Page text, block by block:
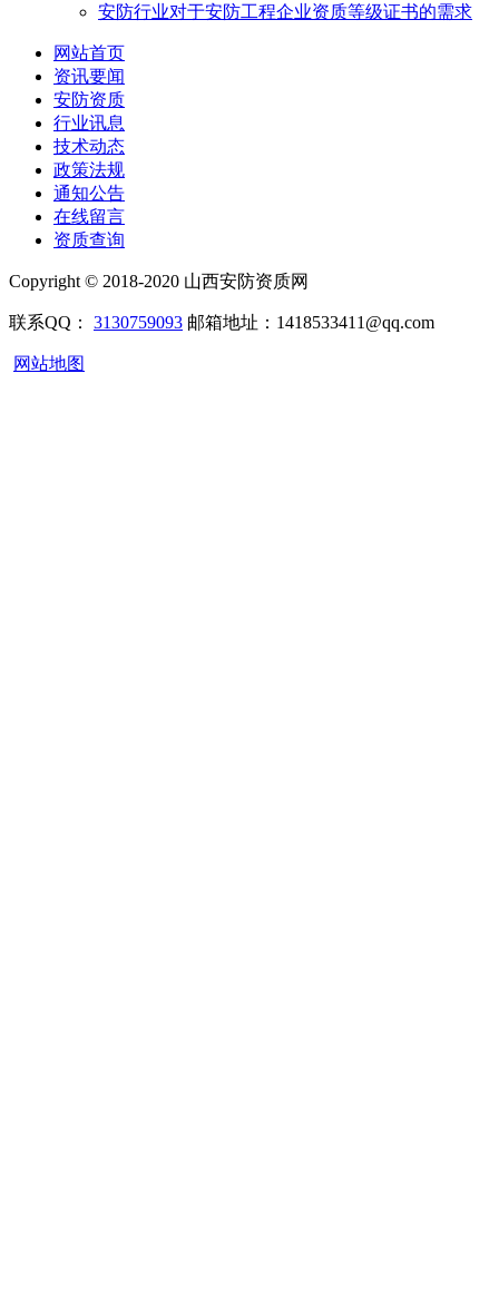
安防行业对于安防工程企业资质等级证书的需求
网站首页
资讯要闻
安防资质
行业讯息
技术动态
政策法规
通知公告
在线留言
资质查询
Copyright © 2018-2020 山西安防资质网
联系QQ： 3130759093 邮箱地址：1418533411@qq.com
网站地图